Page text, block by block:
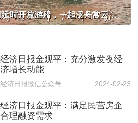
北京多家市属公园延时开放游船，一起泛舟赏云霞！
经济日报金观平：充分激发夜经
济增长动能
经济日报微信公众号 2024-02-23
经济日报金观平：满足民营房企
合理融资需求